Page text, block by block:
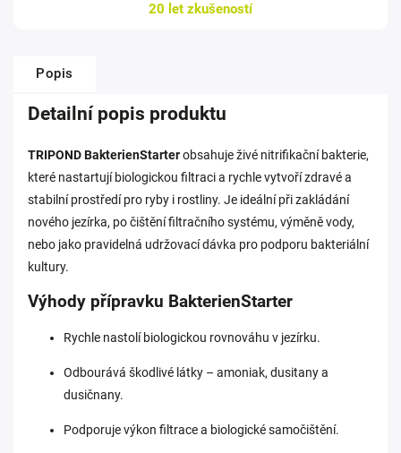
20 let zkušeností
Popis
Detailní popis produktu
TRIPOND BakterienStarterobsahuje živé nitrifikační bakterie,
které nastartují biologickou filtraci a rychle vytvoří zdravé a
stabilní prostředí pro ryby i rostliny. Je ideální při zakládání
nového jezírka, po čištění filtračního systému, výměně vody,
nebo jako pravidelná udržovací dávka pro podporu bakteriální
kultury.
Výhody přípravku BakterienStarter
Rychle nastolí biologickou rovnováhu v jezírku.
Odbourává škodlivé látky – amoniak, dusitany a
dusičnany.
Podporuje výkon filtrace a biologické samočištění.